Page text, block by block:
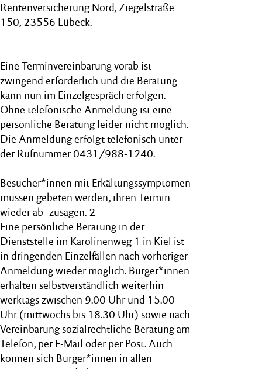
Rentenversicherung Nord, Ziegelstraße
150, 23556 Lübeck.
Eine Terminvereinbarung vorab ist
zwingend erforderlich und die Beratung
kann nun im Einzelgespräch erfolgen.
Ohne telefonische Anmeldung ist eine
persönliche Beratung leider nicht möglich.
Die Anmeldung erfolgt telefonisch unter
der Rufnummer 0431/988-1240.
Besucher*innen mit Erkältungssymptomen
müssen gebeten werden, ihren Termin
wieder ab- zusagen. 2
Eine persönliche Beratung in der
Dienststelle im Karolinenweg 1 in Kiel ist
in dringenden Einzelfällen nach vorheriger
Anmeldung wieder möglich. Bürger*innen
erhalten selbstverständlich weiterhin
werktags zwischen 9.00 Uhr und 15.00
Uhr (mittwochs bis 18.30 Uhr) sowie nach
Vereinbarung sozialrechtliche Beratung am
Telefon, per E-Mail oder per Post. Auch
können sich Bürger*innen in allen